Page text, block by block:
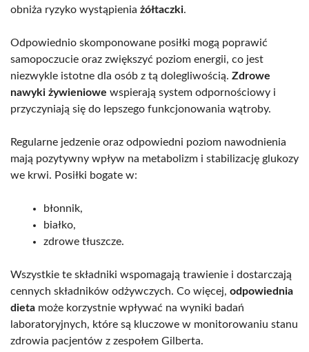
obniża ryzyko wystąpienia żółtaczki.
Odpowiednio skomponowane posiłki mogą poprawić
samopoczucie oraz zwiększyć poziom energii, co jest
niezwykle istotne dla osób z tą dolegliwością. Zdrowe
nawyki żywieniowe wspierają system odpornościowy i
przyczyniają się do lepszego funkcjonowania wątroby.
Regularne jedzenie oraz odpowiedni poziom nawodnienia
mają pozytywny wpływ na metabolizm i stabilizację glukozy
we krwi. Posiłki bogate w:
błonnik,
białko,
zdrowe tłuszcze.
Wszystkie te składniki wspomagają trawienie i dostarczają
cennych składników odżywczych. Co więcej, odpowiednia
dieta może korzystnie wpływać na wyniki badań
laboratoryjnych, które są kluczowe w monitorowaniu stanu
zdrowia pacjentów z zespołem Gilberta.